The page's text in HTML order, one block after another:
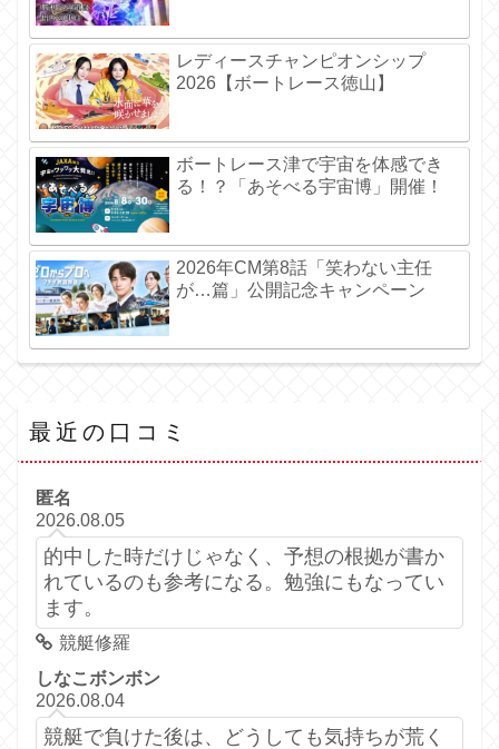
レディースチャンピオンシップ
2026【ボートレース徳山】
ボートレース津で宇宙を体感でき
る！？「あそべる宇宙博」開催！
2026年CM第8話「笑わない主任
が…篇」公開記念キャンペーン
最近の口コミ
匿名
2026.08.05
的中した時だけじゃなく、予想の根拠が書か
れているのも参考になる。勉強にもなってい
ます。
競艇修羅
しなこボンボン
2026.08.04
競艇で負けた後は、どうしても気持ちが荒く